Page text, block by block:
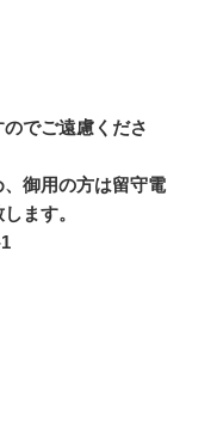
でご遠慮くださ
御用の方は留守電
ます。